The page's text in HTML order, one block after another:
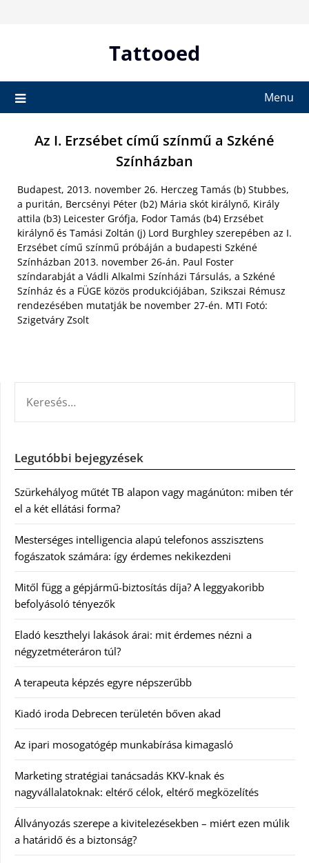
Tattooed
Menu
Az I. Erzsébet című színmű a Szkéné
Színházban
Budapest, 2013. november 26. Herczeg Tamás (b) Stubbes,
a puritán, Bercsényi Péter (b2) Mária skót királynő, Király
attila (b3) Leicester Grófja, Fodor Tamás (b4) Erzsébet
királynő és Tamási Zoltán (j) Lord Burghley szerepében az I.
Erzsébet című színmű próbáján a budapesti Szkéné
Színházban 2013. november 26-án. Paul Foster
színdarabját a Vádli Alkalmi Színházi Társulás, a Szkéné
Színház és a FÜGE közös produkciójában, Szikszai Rémusz
rendezésében mutatják be november 27-én. MTI Fotó:
Szigetváry Zsolt
Legutóbbi bejegyzések
Szürkehályog műtét TB alapon vagy magánúton: miben tér
el a két ellátási forma?
Mesterséges intelligencia alapú telefonos asszisztens
fogászatok számára: így érdemes nekikezdeni
Mitől függ a gépjármű-biztosítás díja? A leggyakoribb
befolyásoló tényezők
Eladó keszthelyi lakások árai: mit érdemes nézni a
négyzetméteráron túl?
A terapeuta képzés egyre népszerűbb
Kiadó iroda Debrecen területén bőven akad
Az ipari mosogatógép munkabírása kimagasló
Marketing stratégiai tanácsadás KKV-knak és
nagyvállalatoknak: eltérő célok, eltérő megközelítés
Állványozás szerepe a kivitelezésekben – miért ezen múlik
a határidő és a biztonság?